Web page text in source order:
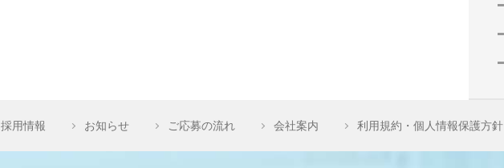
採用情報 お知らせ ご応募の流れ 会社案内 利用規約・個人情報保護方針